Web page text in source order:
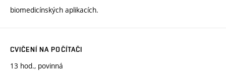
biomedicínských aplikacích.
CVIČENÍ NA POČÍTAČI
13 hod., povinná